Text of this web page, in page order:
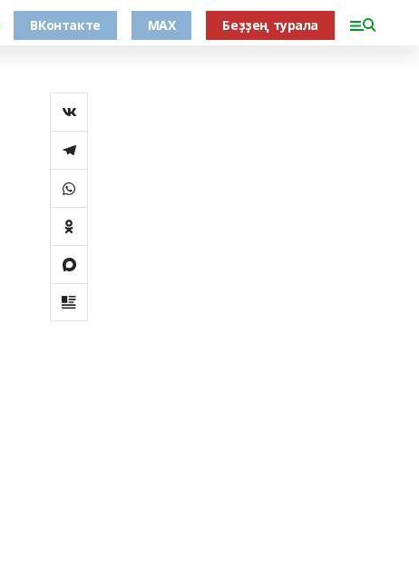
ВКонтакте MAX Беҙҙең турала